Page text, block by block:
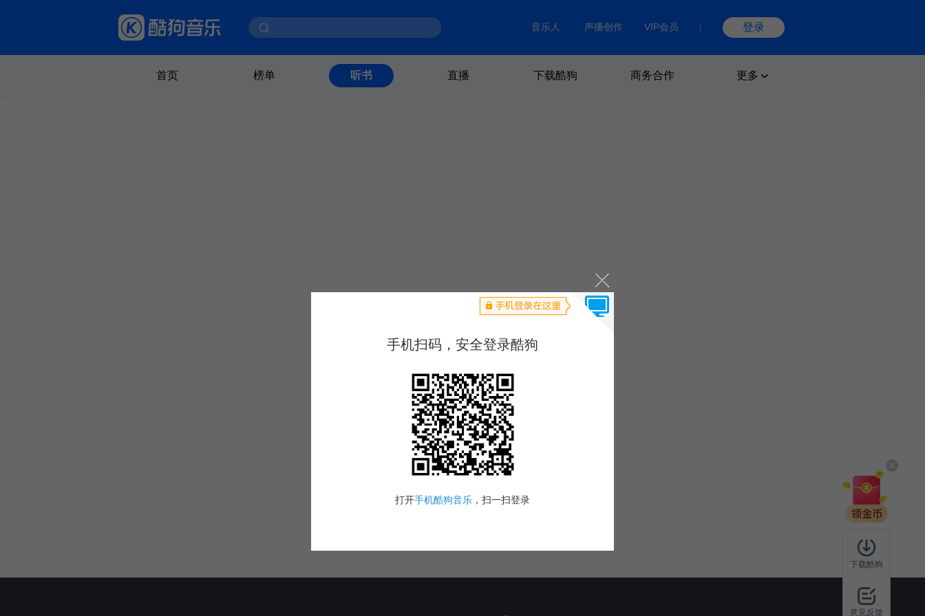
音乐人 声播创作 VIP会员 登录
首页 榜单 听书 直播 下载酷狗 商务合作 更多
下载酷狗
意见反馈